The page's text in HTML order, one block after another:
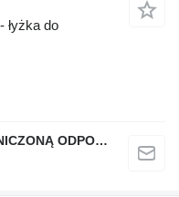
łyżka do
POLBUD POLAK SPÓŁKA Z OGRANICZONĄ ODPOWIEDZIALNOŚCIĄ